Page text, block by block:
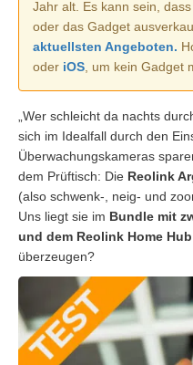
Jahr alt. Es kann sein,
oder das Gadget
aktuellsten Angeboten.
oder iOS , um kein Gadget
„Wer schleicht da nachts
sich im Idealfall durch den
Überwachungskameras
dem Prüftisch: Die Reolink
(also schwenk-, neig- und
Uns liegt sie im Bundle mit
und dem Reolink Home Hub
überzeugen?